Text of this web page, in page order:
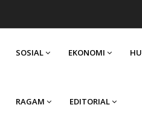
MAIN
SOSIAL EKONOMI
RAGAM EDITORIAL